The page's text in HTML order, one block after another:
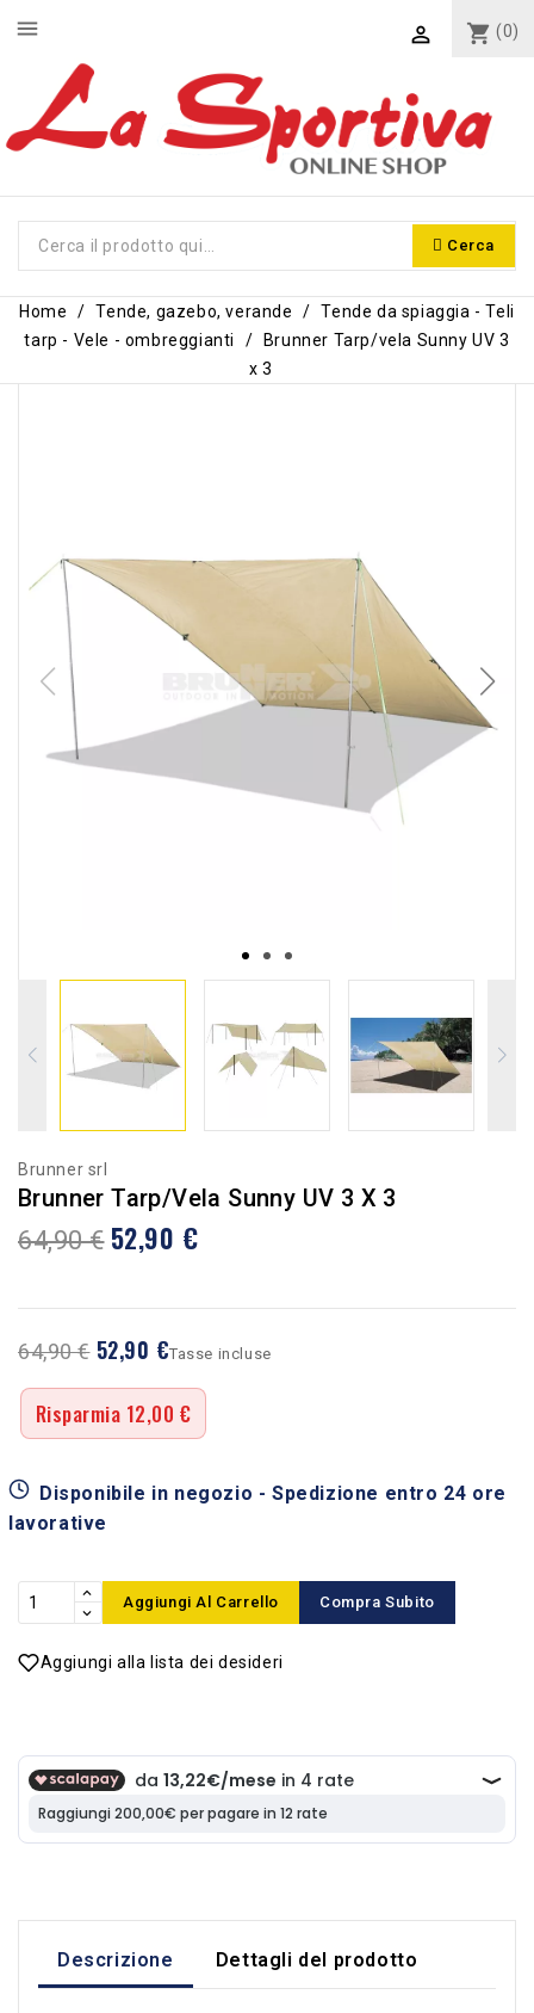
shopping_cart (0)

Cerca
menu
Home Tende, gazebo, verande
Tende da spiaggia - Teli
tarp - Vele - ombreggianti
Brunner Tarp/vela Sunny UV 3
x 3
Brunner srl
Brunner Tarp/vela Sunny UV 3 X 3
64,90 € 52,90 €
64,90 € 52,90 €
Risparmia 12,00 €
Tasse incluse
Disponibile in negozio - Spedizione entro 24 ore
lavorative
Aggiungi Al Carrello Compra Subito
Aggiungi alla lista dei desideri
Descrizione Dettagli del prodotto